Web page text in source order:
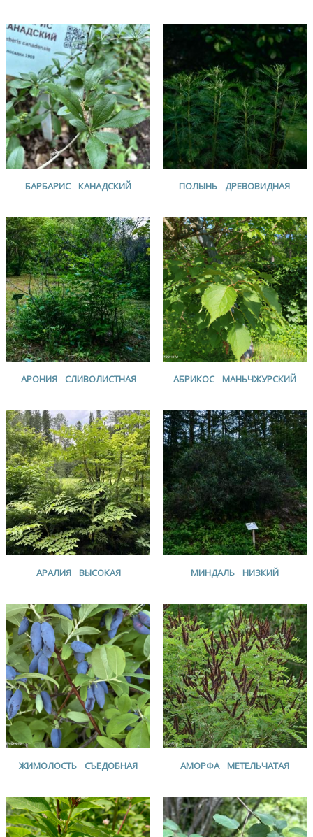
БАРБАРИС КАНАДСКИЙ ПОЛЫНЬ ДРЕВОВИДНАЯ
АРОНИЯ СЛИВОЛИСТНАЯ АБРИКОС МАНЬЧЖУРСКИЙ
АРАЛИЯ ВЫСОКАЯ МИНДАЛЬ НИЗКИЙ
ЖИМОЛОСТЬ СЪЕДОБНАЯ АМОРФА МЕТЕЛЬЧАТАЯ